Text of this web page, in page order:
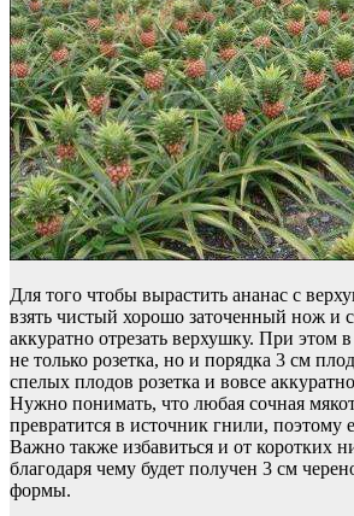
Для того чтобы вырастить ананас с
взять чистый хорошо заточенный нож и
аккуратно отрезать верхушку. При этом
не только розетка, но и порядка 3 см
спелых плодов розетка и вовсе
Нужно понимать, что любая сочная
превратится в источник гнили, поэтому
Важно также избавиться и от коротких
благодаря чему будет получен 3 см
формы.